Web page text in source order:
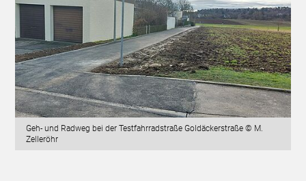
Geh- und Radweg bei der Testfahrradstraße Goldäckerstraße © M.
Zelleröhr